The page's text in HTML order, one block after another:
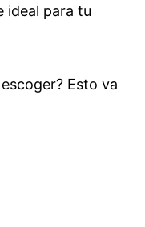
ideal para tu